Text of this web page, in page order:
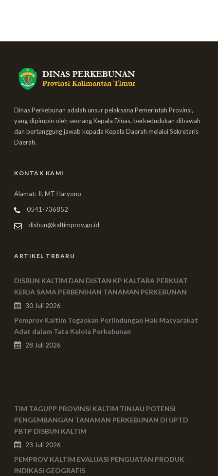
Dinas Perkebunan adalah unsur pelaksana Pemerintah Provinsi,
yang dipimpin oleh seorang Kepala Dinas, berkedudukan dibawah
dan bertanggung jawab kepada Kepala Daerah melalui Sekretaris
Daerah.
KONTAK KAMI
Alamat: Jl. MT Haryono
0541-736852
disbun@kaltimprov.go.id
ARTIKEL TRBARU
DISBUN KALTIM DAN DISTAN KP KALTARA PERKUAT
KERJA SAMA PERBENIHAN TANAMAN PERKEBUNAN
30 Juli 2026
Pemprov Kaltim Tegaskan Perlindungan Hak Masyarakat
Adat dalam Tata Kelola Perkebunan
28 Juli 2026
TIM TAGUPP PROVINSI KALTIM TINJAU POTENSI
PENGEMBANGAN TANAMAN PERKEBUNAN DI UPTD
PBTP DISBUN KALTIM
23 Juli 2026
PEMPROV KALTIM EVALUASI PENGUATAN PRODUK
INDIKASI GEOGRAFIS